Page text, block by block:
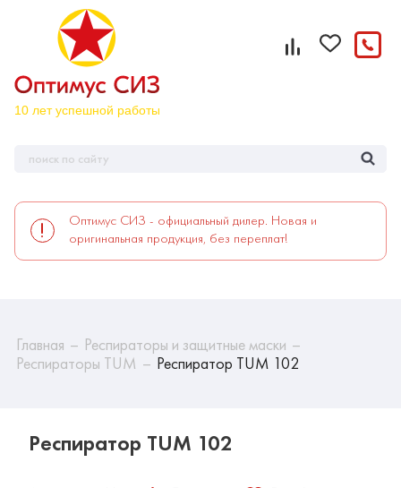
Оптимус СИЗ - официальный дилер. Новая и
оригинальная продукция, без переплат!
Главная
Респираторы и защитные маски
Респираторы TUM
Респиратор TUM 102
Респиратор TUM 102